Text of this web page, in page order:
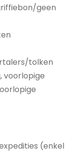
geen
tolken
voorlopige
(enkel